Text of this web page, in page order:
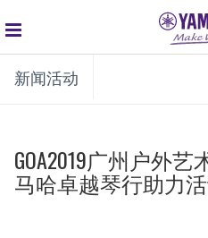
global
navigation
新闻活动
GOA2019广州户外
马哈卓越琴行助力